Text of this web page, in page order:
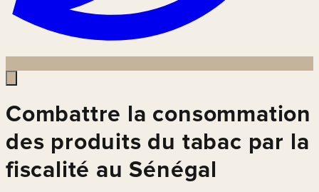
Combattre la consommation
des produits du tabac par la
fiscalité au Sénégal